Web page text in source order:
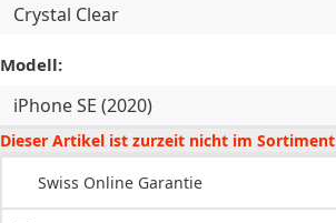
Crystal Clear
Modell:
iPhone SE (2020)
Dieser Artikel ist zurzeit nicht im Sortiment
Swiss Online Garantie